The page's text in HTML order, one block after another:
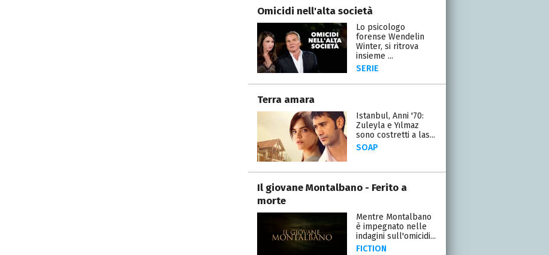
Omicidi nell'alta società
Lo psicologo
forense Wendelin
Winter, si ritrova
insieme ...
SERIE
Terra amara
Istanbul, Anni '70:
Zuleyla e Yılmaz
sono costretti a las...
SOAP
Il giovane Montalbano - Ferito a
morte
Mentre Montalbano
è impegnato nelle
indagini sull'omicidi...
FICTION